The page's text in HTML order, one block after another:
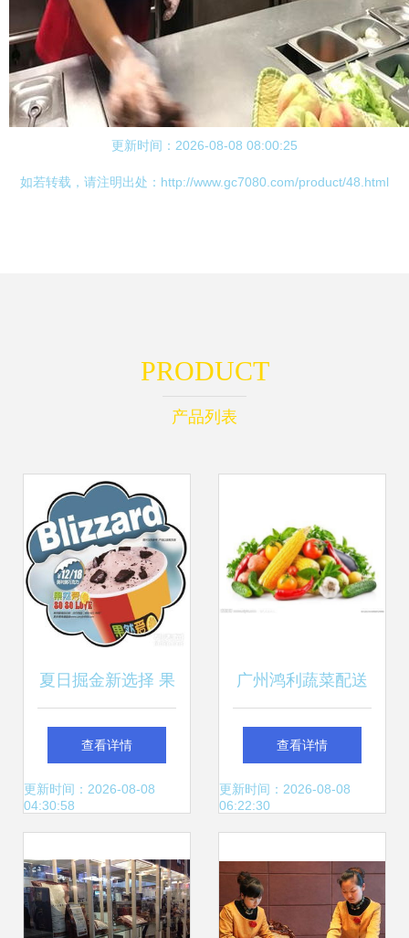
更新时间：2026-08-08 08:00:25
如若转载，请注明出处：http://www.gc7080.com/product/48.html
PRODUCT
产品列表
夏日掘金新选择 果
然爱加盟，餐饮服
务领域的甜蜜机遇
查看详情
更新时间：2026-08-08
04:30:58
广州鸿利蔬菜配送
一站式食材解决方
案，助力餐饮服务
查看详情
更新时间：2026-08-08
06:22:30